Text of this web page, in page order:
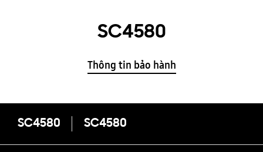
SC4580
Thông tin bảo hành
SC4580 SC4580